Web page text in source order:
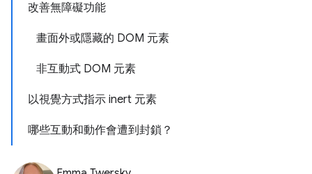
改善無障礙功能
畫面外或隱藏的 DOM 元素
非互動式 DOM 元素
以視覺方式指示 inert 元素
哪些互動和動作會遭到封鎖？